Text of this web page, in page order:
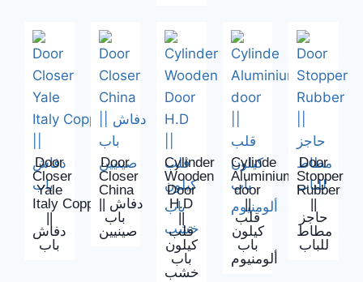
Door
Closer
Yale
Italy Copper
دفاش
باب
Door
Closer
China
باب
صينيين
Cylinder
Wooden
Door
H.D
||
قلب
كيلون
باب
خشب
Cylinde
Aluminium
door
||
قلب
كيلون
باب
ألومنيوم
Door
Stopper
Rubber
حاجز
مطاط
للباب